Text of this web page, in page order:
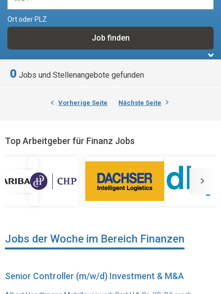
Ort oder PLZ
0 Jobs und Stellenangebote gefunden
Vorherige Seite Nächste Seite
Top Arbeitgeber für Finanz Jobs
Jobs der Woche im Bereich Finanzen
Senior Controller (m/w/d) Investment & M&A